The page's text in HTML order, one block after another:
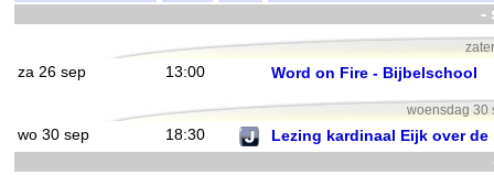
-
za 26 sep 13:00 Word on Fire - Bijbelschool
woensdag 30
wo 30 sep 18:30 Lezing kardinaal Eijk over de